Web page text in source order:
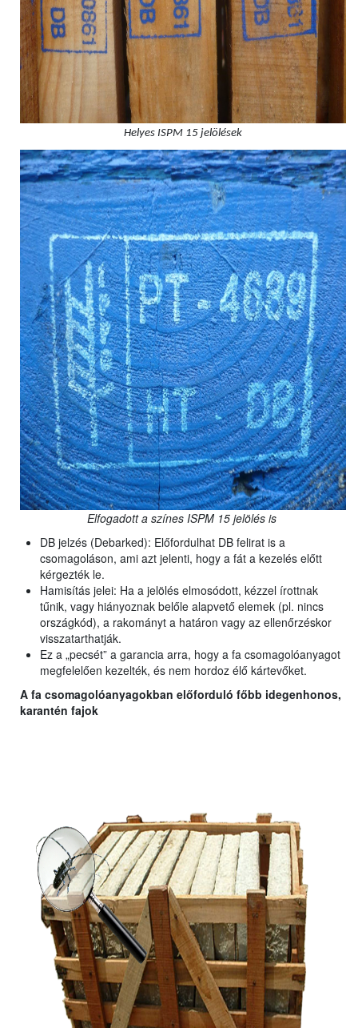
Helyes ISPM 15 jelölések
Elfogadott a színes ISPM 15 jelölés is
DB jelzés (Debarked): Előfordulhat DB felirat is a
csomagoláson, ami azt jelenti, hogy a fát a kezelés előtt
kérgezték le.
Hamisítás jelei: Ha a jelölés elmosódott, kézzel írottnak
tűnik, vagy hiányoznak belőle alapvető elemek (pl. nincs
országkód), a rakományt a határon vagy az ellenőrzéskor
visszatarthatják.
Ez a „pecsét” a garancia arra, hogy a fa csomagolóanyagot
megfelelően kezelték, és nem hordoz élő kártevőket.
A fa csomagolóanyagokban előforduló főbb idegenhonos,
karantén fajok